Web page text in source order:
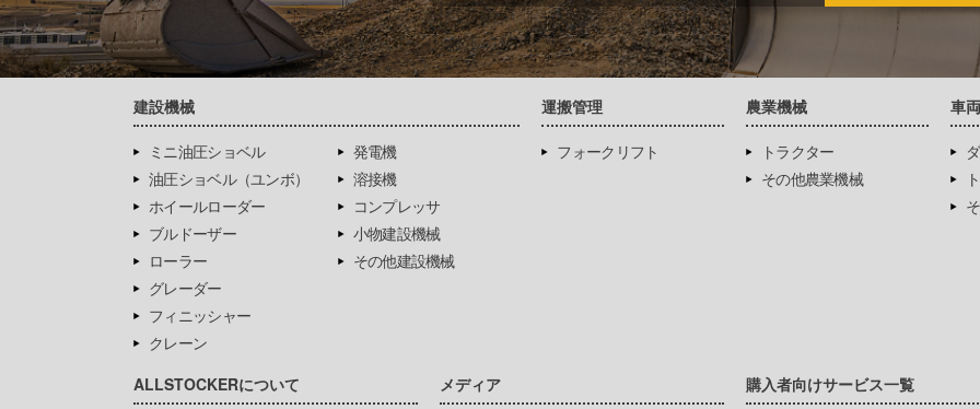
建設機械
ミニ油圧ショベル
油圧ショベル（ユンボ）
ホイールローダー
ブルドーザー
ローラー
グレーダー
フィニッシャー
クレーン
発電機
溶接機
コンプレッサ
小物建設機械
その他建設機械
運搬管理
フォークリフト
農業機械
トラクター
その他農業機械
車両
ALLSTOCKERについて メディア 購入者向けサービス一覧